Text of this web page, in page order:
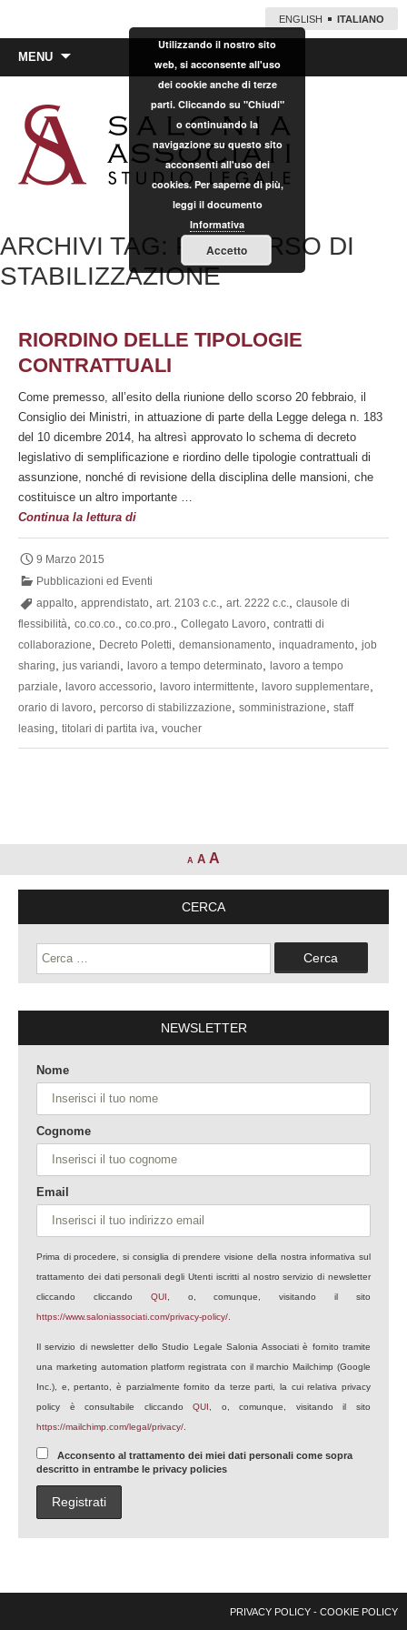
ENGLISH ITALIANO
MENU
ARCHIVI TAG: PERCORSO DI
STABILIZZAZIONE
RIORDINO DELLE TIPOLOGIE
CONTRATTUALI
Come premesso, all’esito della riunione dello scorso 20 febbraio, il
Consiglio dei Ministri, in attuazione di parte della Legge delega n. 183
del 10 dicembre 2014, ha altresì approvato lo schema di decreto
legislativo di semplificazione e riordino delle tipologie contrattuali di
assunzione, nonché di revisione della disciplina delle mansioni, che
costituisce un altro importante …
Continua la lettura diRiordino
delle
contrattuali
9 Marzo 2015
Pubblicazioni ed Eventi
appalto
apprendistato art. 2103 c.c. art. 2222 c.c. clausole di
flessibilità co.co.co. co.co.pro. Collegato Lavoro
contratti di
collaborazione
Decreto Poletti demansionamento inquadramento
job
sharing
jus variandi lavoro a tempo determinato
lavoro a tempo
parziale
lavoro accessorio lavoro intermittente lavoro supplementare
orario di lavoro percorso di stabilizzazione somministrazione
staff
leasing
titolari di partita iva voucher
A A A
CERCA
Ricerca
per:
NEWSLETTER
Nome
Cognome
Email
Prima di procedere, si consiglia di prendere visione della nostra informativa sul
trattamento dei dati personali degli Utenti iscritti al nostro servizio di newsletter
cliccando cliccando QUI , o, comunque, visitando il sito
https://www.saloniassociati.com/privacy-policy/
Il servizio di newsletter dello Studio Legale Salonia Associati è fornito tramite
una marketing automation platform registrata con il marchio Mailchimp (Google
Inc.), e, pertanto, è parzialmente fornito da terze parti, la cui relativa privacy
policy è consultabile cliccandoQUI
, o, comunque, visitando il sito
https://mailchimp.com/legal/privacy/
Acconsento al trattamento dei miei dati personali come sopra
descritto in entrambe le privacy policies
PRIVACY POLICY - COOKIE POLICY
Utilizzando il nostro sito
web, si acconsente all'uso
dei cookie anche di terze
parti. Cliccando su "Chiudi"
o continuando la
navigazione su questo sito
acconsenti all'uso dei
cookies. Per saperne di più,
leggi il documento
Informativa
Accetto